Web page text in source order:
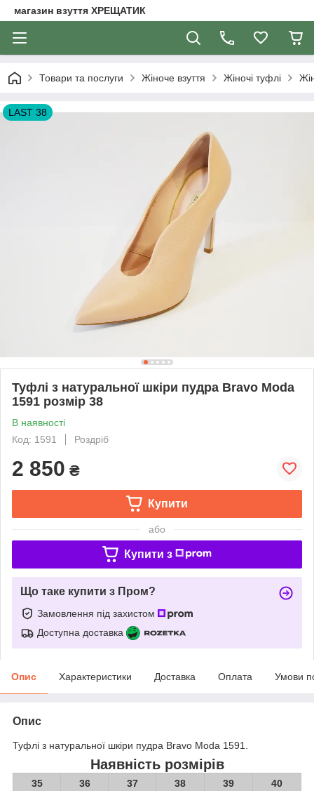
магазин взуття ХРЕЩАТИК
Товари та послуги Жіноче взуття Жіночі туфлі
LAST 38
Туфлі з натуральної шкіри пудра Bravo Moda
1591 розмір 38
В наявності
Код: 1591
Роздріб
2 850 ₴
Купити
або
Купити з
Що таке купити з Пром?
Замовлення під захистом
Доступна доставка
Опис Характеристики Доставка Оплата Умови
Опис
Туфлі з натуральної шкіри пудра Bravo Moda 1591.
Наявність розмірів
35 36 37 38 39 40